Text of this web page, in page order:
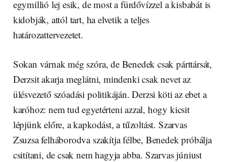
egymillió lej esik, de most a fürdővízzel a kisbabát is
kidobják, attól tart, ha elvetik a teljes
határozattervezetet.
Sokan várnak még szóra, de Benedek csak párttársát,
Derzsit akarja meglátni, mindenki csak nevet az
ülésvezető szóadási politikáján. Derzsi köti az ebet a
karóhoz: nem tud egyetérteni azzal, hogy kicsit
lépjünk előre, a kapkodást, a tűzoltást. Szarvas
Zsuzsa felháborodva szakítja félbe, Benedek próbálja
csitítani, de csak nem hagyja abba. Szarvas júniust